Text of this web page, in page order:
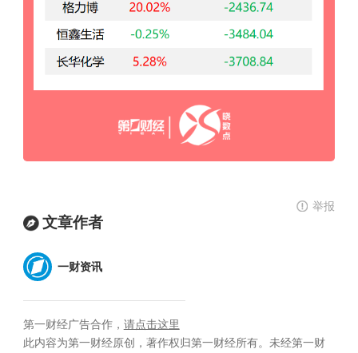
举报
文章作者
一财资讯
第一财经广告合作， 请点击这里
此内容为第一财经原创，著作权归第一财经所有。未经第一财